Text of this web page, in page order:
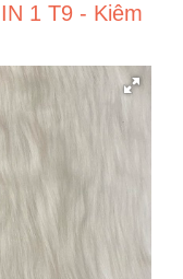
1 T9 - Kiêm